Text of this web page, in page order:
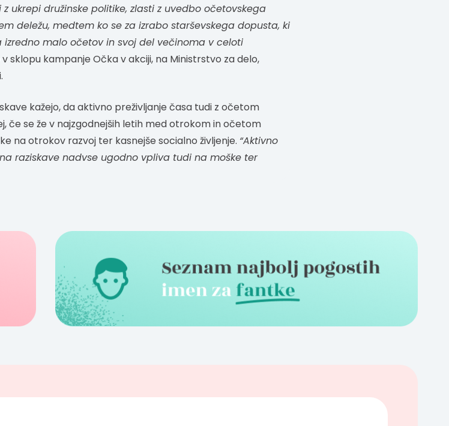
ukrepi družinske politike, zlasti z uvedbo očetovskega
deležu, medtem ko se za izrabo starševskega dopusta, ki
malo očetov in svoj del večinoma v celoti
sklopu kampanje Očka v akciji, na Ministrstvo za delo,
kažejo, da aktivno preživljanje časa tudi z očetom
če se že v najzgodnejših letih med otrokom in očetom
na otrokov razvoj ter kasnejše socialno življenje. “Aktivno
raziskave nadvse ugodno vpliva tudi na moške ter